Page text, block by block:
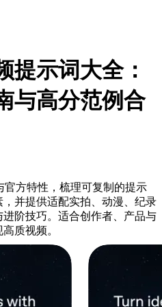
提示词大全：
与高分范例合
官方特性，梳理可复制的提示
并提供适配实拍、动漫、纪录
阶技巧。适合创作者、产品与
质视频。